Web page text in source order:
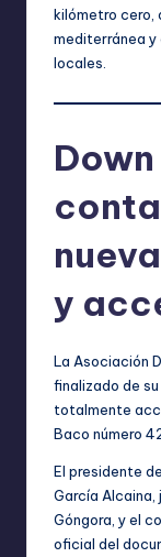
kilómetro cero,
mediterránea
locales.
y
La Asociación
finalizado de
totalmente
Baco número
El presidente
García Alcaina,
Góngora, y el
oficial del